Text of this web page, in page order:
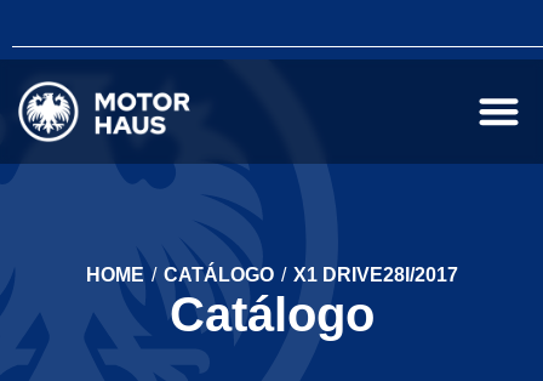
HOME / CATÁLOGO / X1 DRIVE28I/2017
Catálogo